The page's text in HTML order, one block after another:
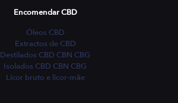
Encomendar CBD
Óleos CBD
Extractos de CBD
Destilados CBD CBN CBG
Isolados CBD CBN CBG
Licor bruto e licor-mãe